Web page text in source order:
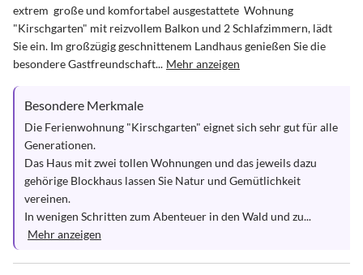
extrem  große und komfortabel ausgestattete  Wohnung
"Kirschgarten" mit reizvollem Balkon und 2 Schlafzimmern, lädt
Sie ein. Im großzügig geschnittenem Landhaus genießen Sie die
besondere Gastfreundschaft... Mehr anzeigen
Besondere Merkmale
Die Ferienwohnung "Kirschgarten" eignet sich sehr gut für alle
Generationen.
Das Haus mit zwei tollen Wohnungen und das jeweils dazu
gehörige Blockhaus lassen Sie Natur und Gemütlichkeit
vereinen.
In wenigen Schritten zum Abenteuer in den Wald und zu...
Mehr anzeigen